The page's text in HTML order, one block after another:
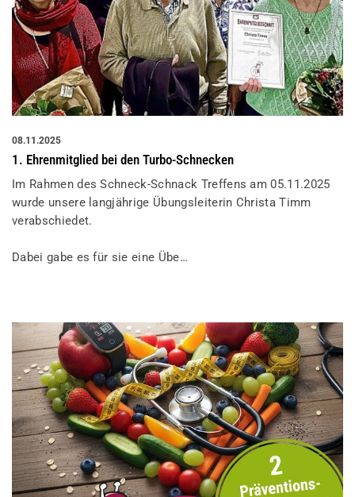
08.11.2025
1. Ehrenmitglied bei den Turbo-Schnecken
Im Rahmen des Schneck-Schnack Treffens am 05.11.2025
wurde unsere langjährige Übungsleiterin Christa Timm
verabschiedet.
Dabei gabe es für sie eine Übe…